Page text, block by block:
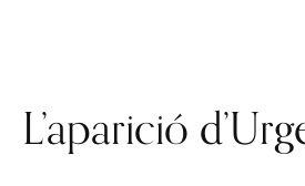
L’aparició